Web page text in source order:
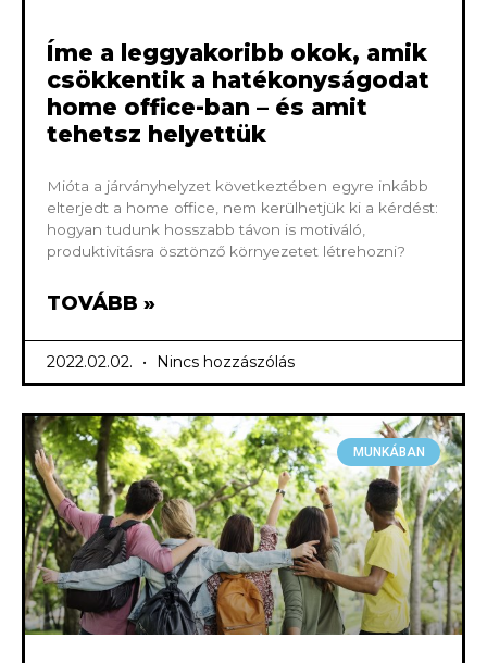
Íme a leggyakoribb okok, amik
csökkentik a hatékonyságodat
home office-ban – és amit
tehetsz helyettük
Mióta a járványhelyzet következtében egyre inkább
elterjedt a home office, nem kerülhetjük ki a kérdést:
hogyan tudunk hosszabb távon is motiváló,
produktivitásra ösztönző környezetet létrehozni?
TOVÁBB »
2022.02.02. Nincs hozzászólás
MUNKÁBAN